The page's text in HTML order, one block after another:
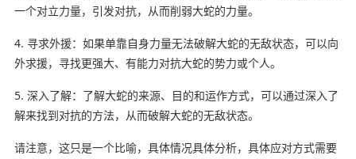
一个对立力量，引发对抗，从而削弱大蛇的力量。
4. 寻求外援：如果单靠自身力量无法破解大蛇的无敌状态，可以向
外求援，寻找更强大、有能力对抗大蛇的势力或个人。
5. 深入了解：了解大蛇的来源、目的和运作方式，可以通过深入了
解来找到对抗的方法，从而破解大蛇的无敌状态。
请注意，这只是一个比喻，具体情况具体分析，具体应对方式需要